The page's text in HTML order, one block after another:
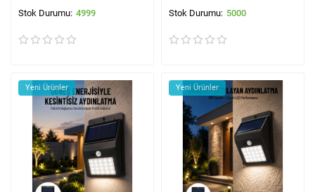
4999
5000
Yeni Ürünler Yeni Ürünler